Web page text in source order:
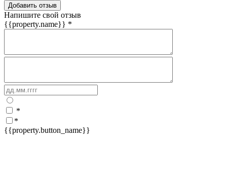
Добавить отзыв
Напишите свой отзыв
{{property.name}} *
*
*
{{property.button_name}}